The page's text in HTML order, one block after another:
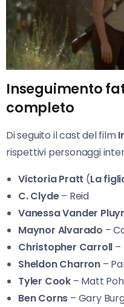
Inseguimento
completo
Di seguito il cast del film
rispettivi personaggi
Victoria Pratt (La
C. Clyde– Reid
Vanessa Vander
Maynor Alvarado –
Christopher Carroll –
Sheldon Charron –
Tyler Cook – Matt
Ben Corns – Gary